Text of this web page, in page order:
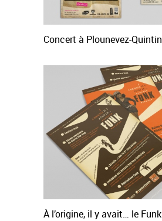
Concert à Plounevez-Quintin
À l’origine, il y avait… le Funk